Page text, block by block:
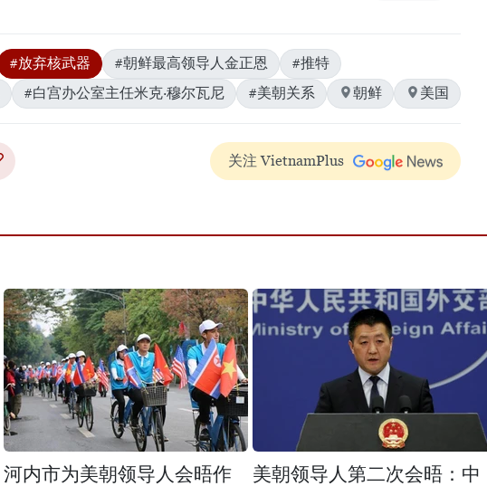
#放弃核武器 #朝鲜最高领导人金正恩
#推特
#白宫办公室主任米克·穆尔瓦尼 #美朝关系 朝鲜 美国
关注 VietnamPlus
河内市为美朝领导人会晤作
美朝领导人第二次会晤：中